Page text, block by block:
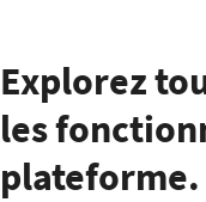
Explorez
les
plateforme.